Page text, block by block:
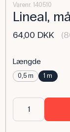
Varenr. 140510
Lineal,
64,00 DKK
Længde
0,5 m 1 m